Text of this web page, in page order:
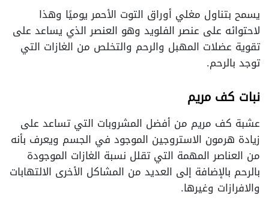
يسمح بتناول مغلي أوراق التوت الأحمر يوميًا وهذا
لاحتوائه على عنصر الفلويد وهو العنصر الذي يساعد على
تقوية عضلات المهبل والرحم والتخلص من الغازات التي
توجد بالرحم.
نبات كف مريم
عشبة كف مريم من أفضل المشروبات التي تساعد على
زيادة هرمون الاستروجين الموجود في الجسم ويعرف بأنه
من العناصر المهمة التي تقلل نسبة الغازات الموجودة
بالرحم بالإضافة إلى العديد من المشاكل الأخرى الالتهابات
والافرازات وغيرها.